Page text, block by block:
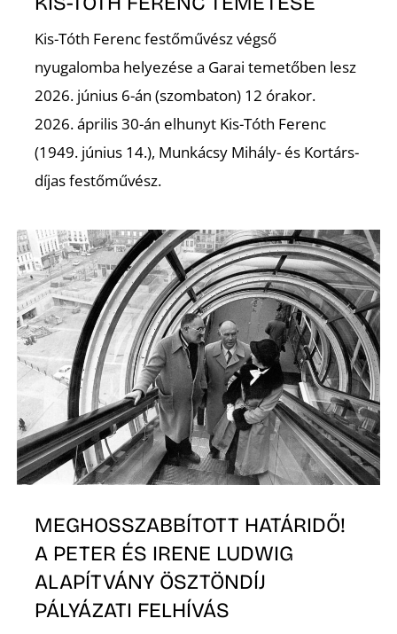
Kis-Tóth Ferenc festőművész végső
nyugalomba helyezése a Garai temetőben lesz
2026. június 6-án (szombaton) 12 órakor.
2026. április 30-án elhunyt Kis-Tóth Ferenc
(1949. június 14.), Munkácsy Mihály- és Kortárs-
díjas festőművész.
MEGHOSSZABBÍTOTT HATÁRIDŐ!
A PETER ÉS IRENE LUDWIG
ALAPÍTVÁNY ÖSZTÖNDÍJ
PÁLYÁZATI FELHÍVÁS